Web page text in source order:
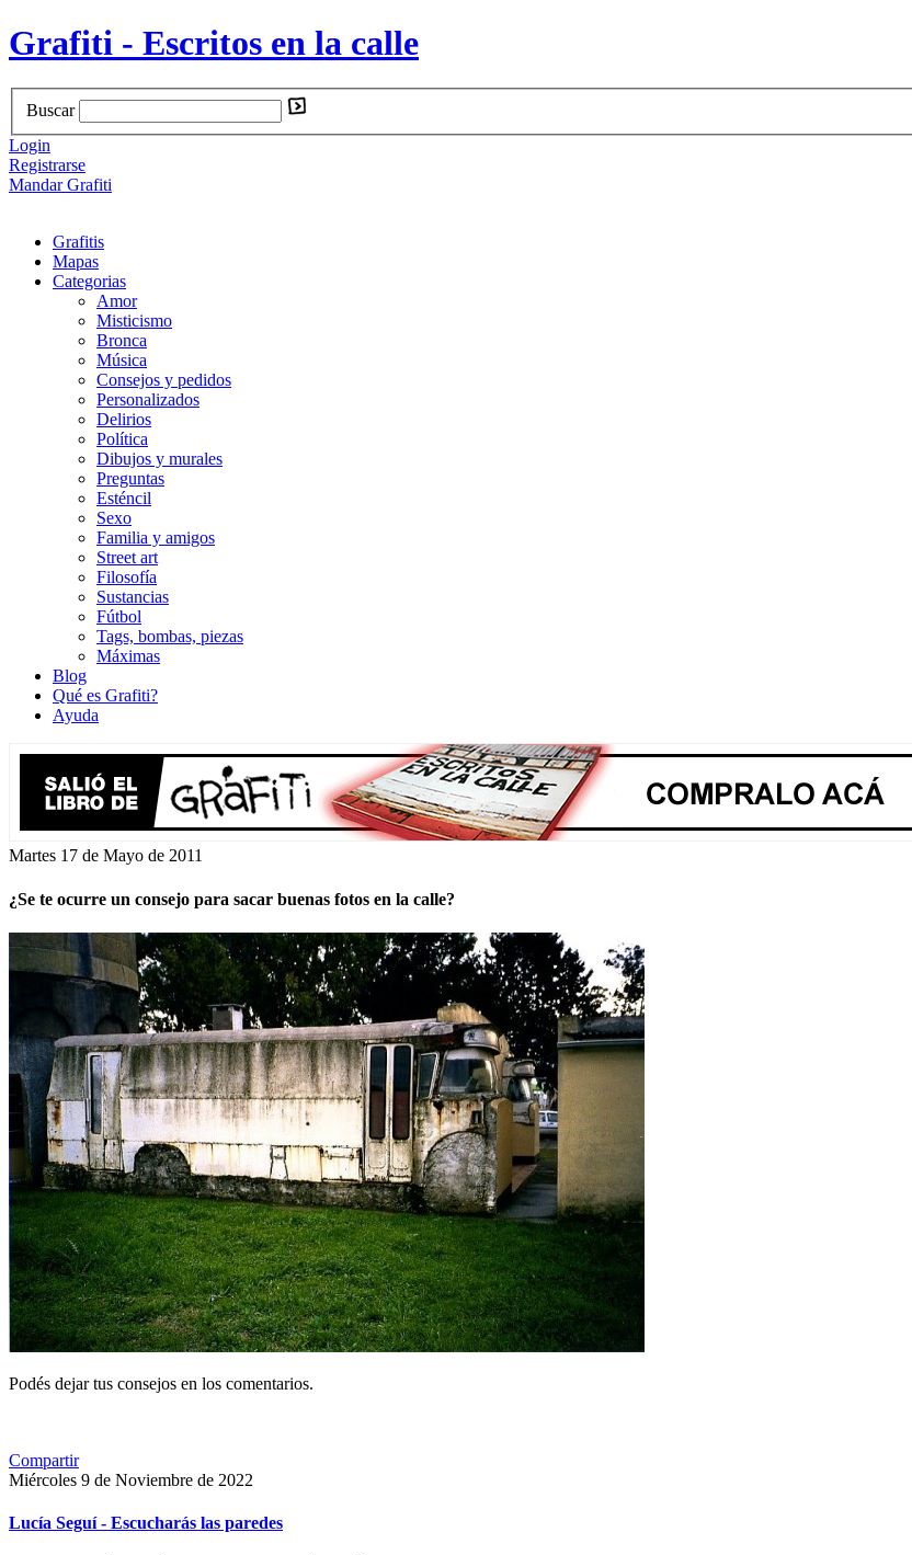
Grafiti - Escritos en la calle
Buscar
Login
Registrarse
Mandar Grafiti
Grafitis
Mapas
Categorias
Amor
Misticismo
Bronca
Música
Consejos y pedidos
Personalizados
Delirios
Política
Dibujos y murales
Preguntas
Esténcil
Sexo
Familia y amigos
Street art
Filosofía
Sustancias
Fútbol
Tags, bombas, piezas
Máximas
Blog
Qué es Grafiti?
Ayuda
Martes 17 de Mayo de 2011
¿Se te ocurre un consejo para sacar buenas fotos en la calle?
Podés dejar tus consejos en los comentarios.
Compartir
Miércoles 9 de Noviembre de 2022
Lucía Seguí - Escucharás las paredes